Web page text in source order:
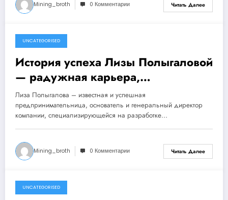
Mining_broth 0 Комментарии Читать Далее
1 ноября 2023
UNCATEGORISED
История успеха Лизы Полыгаловой
— радужная карьера,
впечатляющие достижения и
увлекательные факты!
Лиза Полыгалова – известная и успешная
предпринимательница, основатель и генеральный директор
компании, специализирующейся на разработке…
Mining_broth 0 Комментарии Читать Далее
1 ноября 2023
UNCATEGORISED